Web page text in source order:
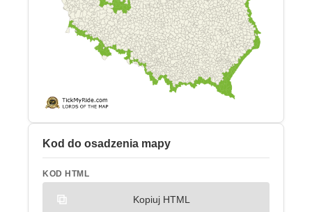
Kod do osadzenia mapy
KOD HTML
Kopiuj HTML